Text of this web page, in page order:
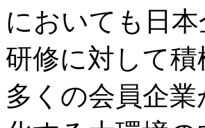
においても日
研修に対して
多くの会員企